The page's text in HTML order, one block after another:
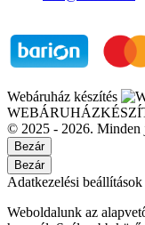
Webáruház készítés
© 2025 - 2026. Minden
Bezár
Bezár
Adatkezelési beállítások
Weboldalunk az